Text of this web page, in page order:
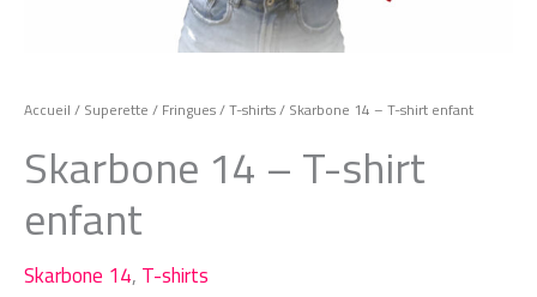
Accueil / Superette / Fringues/T-shirts/ Skarbone 14 – T-shirt enfant
Skarbone 14 – T-shirt
enfant
Skarbone 14, T-shirts